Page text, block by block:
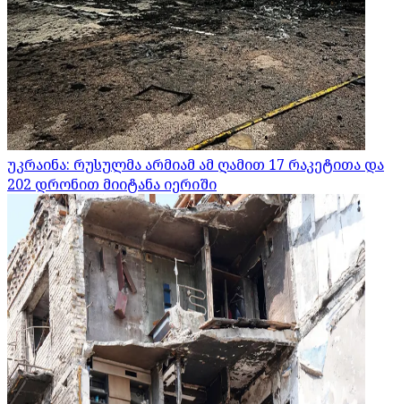
უკრაინა: რუსულმა არმიამ ამ ღამით 17 რაკეტითა და
202 დრონით მიიტანა იერიში